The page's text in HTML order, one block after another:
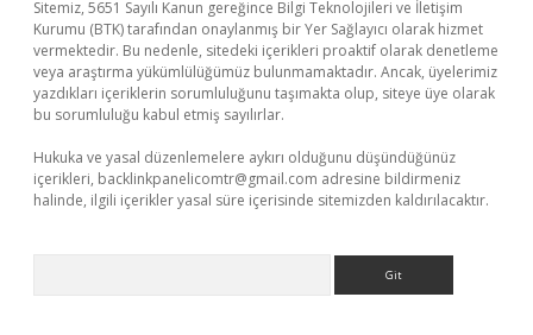
Sitemiz, 5651 Sayılı Kanun gereğince Bilgi Teknolojileri ve İletişim
Kurumu (BTK) tarafından onaylanmış bir Yer Sağlayıcı olarak hizmet
vermektedir. Bu nedenle, sitedeki içerikleri proaktif olarak denetleme
veya araştırma yükümlülüğümüz bulunmamaktadır. Ancak, üyelerimiz
yazdıkları içeriklerin sorumluluğunu taşımakta olup, siteye üye olarak
bu sorumluluğu kabul etmiş sayılırlar.
Hukuka ve yasal düzenlemelere aykırı olduğunu düşündüğünüz
içerikleri, backlinkpanelicomtr@gmail.com adresine bildirmeniz
halinde, ilgili içerikler yasal süre içerisinde sitemizden kaldırılacaktır.